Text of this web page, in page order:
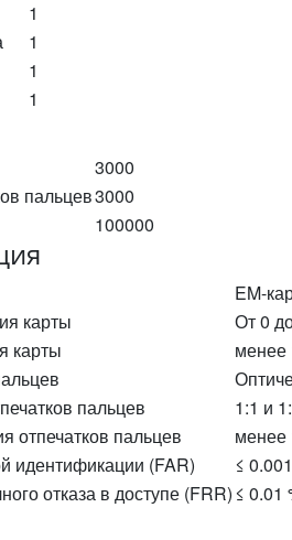
1
1
1
1
3000
пальцев3000
100000
EM-
карты
От 0
карты
менее
пальцев
1:1 и
отпечатков пальцев
менее
идентификации (FAR)
≤
отказа в доступе (FRR)≤ 0.01